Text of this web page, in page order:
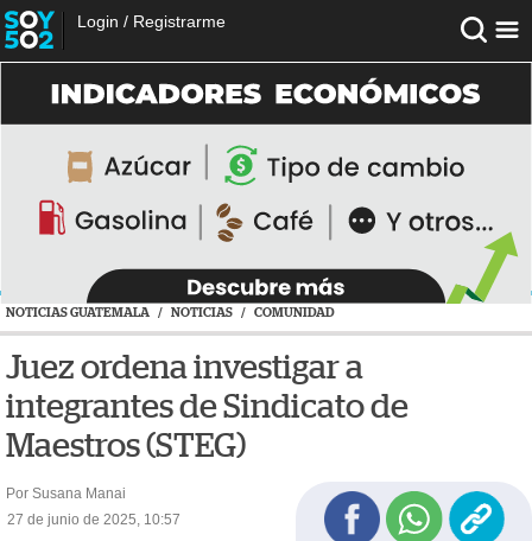
Login / Registrarme
NOTICIAS GUATEMALA / NOTICIAS / COMUNIDAD
Juez ordena investigar a
integrantes de Sindicato de
Maestros (STEG)
Por Susana Manai
27 de junio de 2025, 10:57